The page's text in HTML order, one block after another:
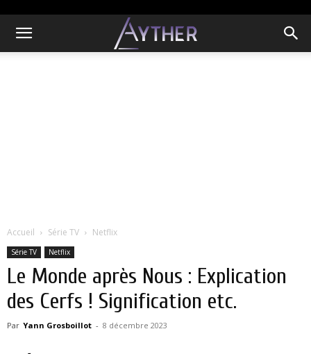
Accueil Série TV Netflix
Série TV Netflix
Le Monde après Nous : Explication
des Cerfs ! Signification etc.
Par Yann Grosboillot - 8 décembre 2023